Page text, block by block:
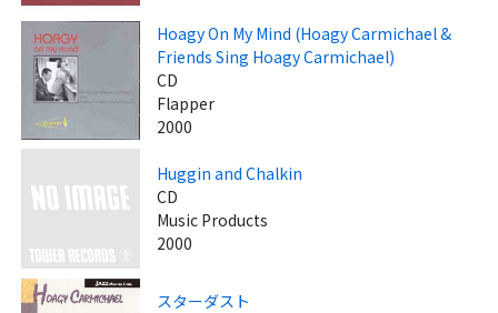
Hoagy On My Mind (Hoagy Carmichael &
Friends Sing Hoagy Carmichael)
CD
Flapper
2000
Huggin and Chalkin
CD
Music Products
2000
スターダスト